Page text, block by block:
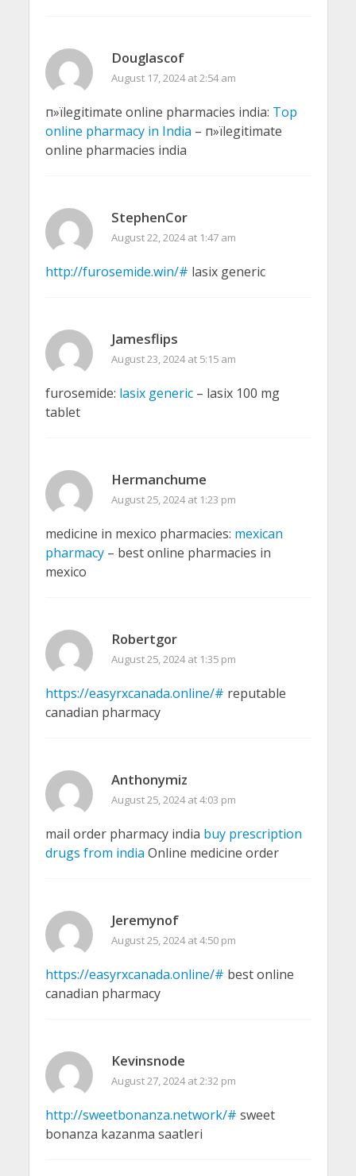
Douglascof
August 17, 2024 at 2:54 am
п»їlegitimate online pharmacies india: Top
online pharmacy in India – п»їlegitimate
online pharmacies india
StephenCor
August 22, 2024 at 1:47 am
http://furosemide.win/# lasix generic
Jamesflips
August 23, 2024 at 5:15 am
furosemide: lasix generic– lasix 100 mg
tablet
Hermanchume
August 25, 2024 at 1:23 pm
medicine in mexico pharmacies: mexican
pharmacy– best online pharmacies in
mexico
Robertgor
August 25, 2024 at 1:35 pm
https://easyrxcanada.online/# reputable
canadian pharmacy
Anthonymiz
August 25, 2024 at 4:03 pm
mail order pharmacy india buy prescription
drugs from india Online medicine order
Jeremynof
August 25, 2024 at 4:50 pm
https://easyrxcanada.online/# best online
canadian pharmacy
Kevinsnode
August 27, 2024 at 2:32 pm
http://sweetbonanza.network/# sweet
bonanza kazanma saatleri